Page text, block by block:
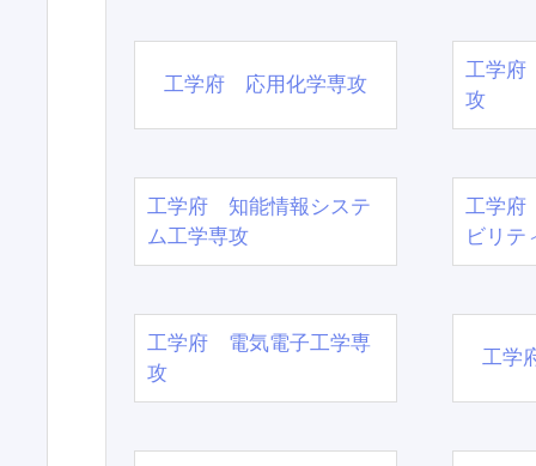
工学府 応用化学専攻
工学府
攻
工学府 知能情報システ
ム工学専攻
工学府
ビリテ
工学府 電気電子工学専
攻
工学